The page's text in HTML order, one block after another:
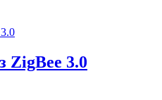
ZigBee 3.0